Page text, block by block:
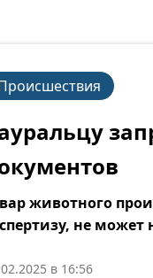
животного
не может
в 16:56